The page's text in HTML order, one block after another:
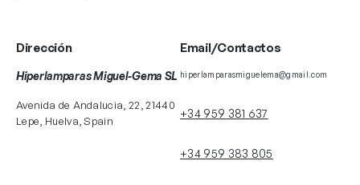
Dirección
Hiperlamparas Miguel-Gema SL
Avenida de Andalucia, 22, 21440
Lepe, Huelva, Spain
Email/Contactos
hiperlamparasmiguelema@gmail.com
+34 959 381 637
+34 959 383 805